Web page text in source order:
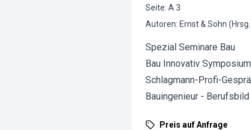
Seite: A 3
Autoren: Ernst & Sohn
Spezial Seminare Bau
Bau Innovativ
Schlagmann-Profi-
Bauingenieur -
Preis auf Anfrage